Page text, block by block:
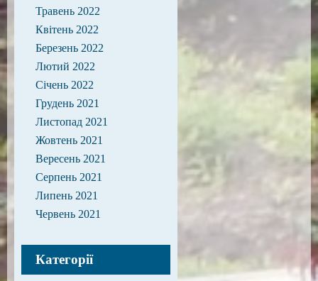
Травень 2022
Квітень 2022
Березень 2022
Лютий 2022
Січень 2022
Грудень 2021
Листопад 2021
Жовтень 2021
Вересень 2021
Серпень 2021
Липень 2021
Червень 2021
Категорії